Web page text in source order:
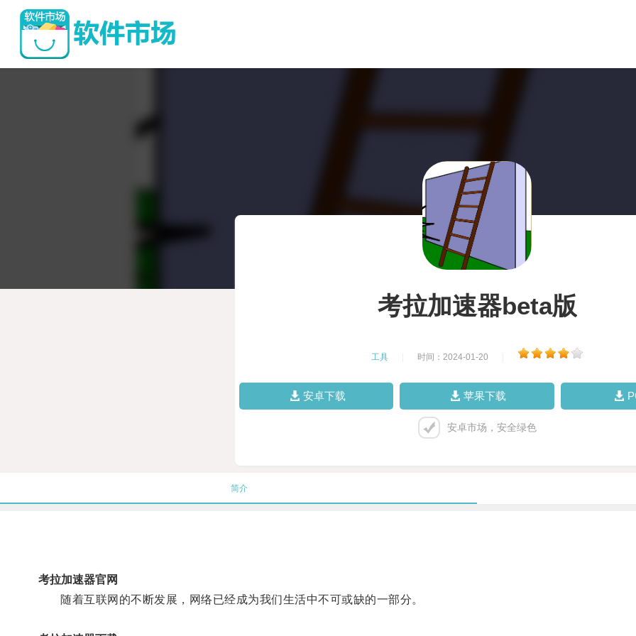
考拉加速器beta版
工具 时间：2024-01-20
安卓下载 苹果下载
安卓市场，安全绿色
简介
考拉加速器官网
随着互联网的不断发展，网络已经成为我们生活中不可或缺的一部分。